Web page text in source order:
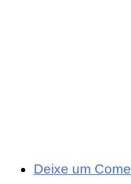
Deixe um